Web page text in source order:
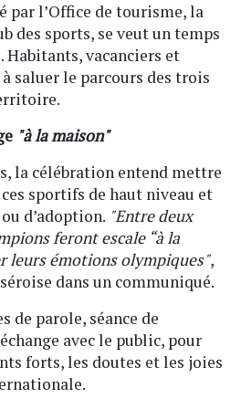
par l’Office de tourisme, la
des sports, se veut un temps
vacanciers et
saluer le parcours des trois
"à la maison"
la célébration entend mettre
sportifs de haut niveau et
d’adoption. "Entre deux
feront escale “à la
leurs émotions olympiques",
dans un communiqué.
de parole, séance de
avec le public, pour
forts, les doutes et les joies